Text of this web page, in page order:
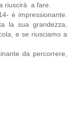
riuscirà a fare.
è impressionante.
la sua grandezza,
e se riusciamo a
da percorrere,